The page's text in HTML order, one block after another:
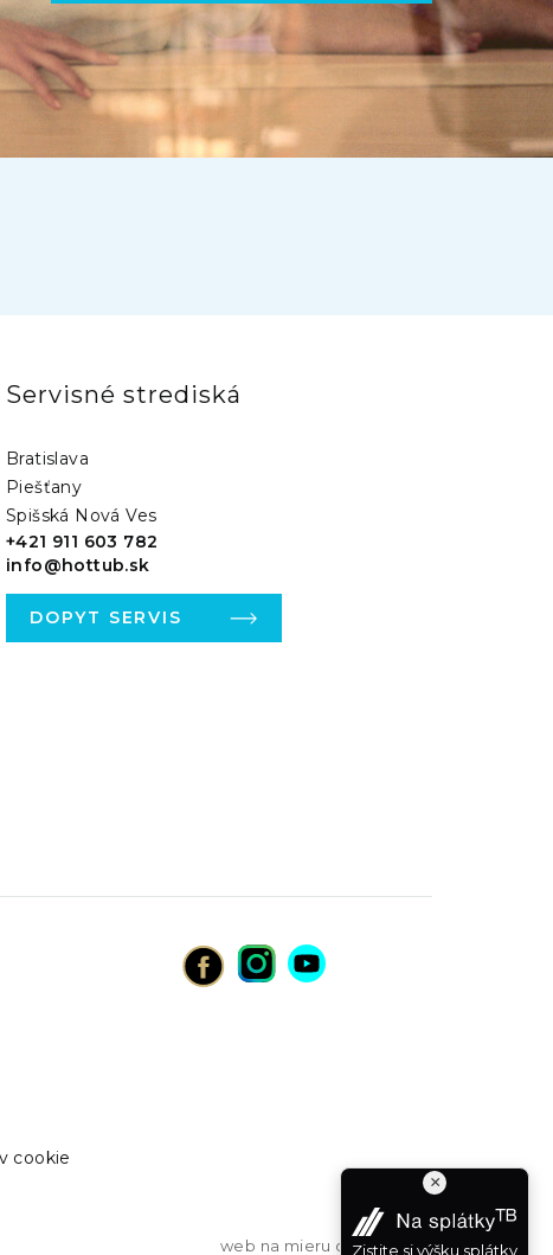
Servisné strediská
Bratislava
Piešťany
Spišská Nová Ves
+421 911 603 782
info@hottub.sk
DOPYT SERVIS
cookie
web na mieru od vibration
×
Zistite si výšku splátky